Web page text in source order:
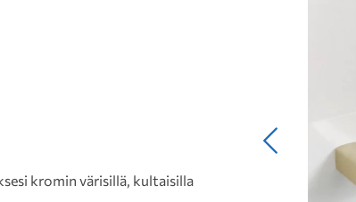
kromin värisillä, kultaisilla
Edellinen